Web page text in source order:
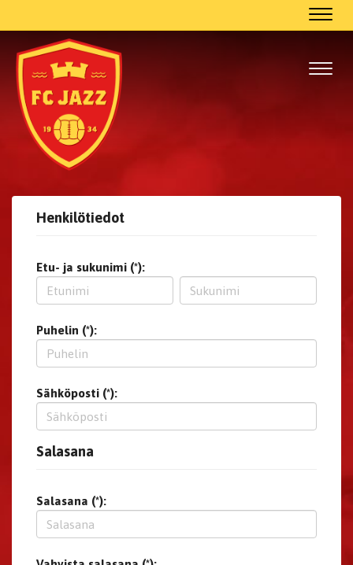
Henkilötiedot
Etu- ja sukunimi (*):
Puhelin (*):
Sähköposti (*):
Salasana
Salasana (*):